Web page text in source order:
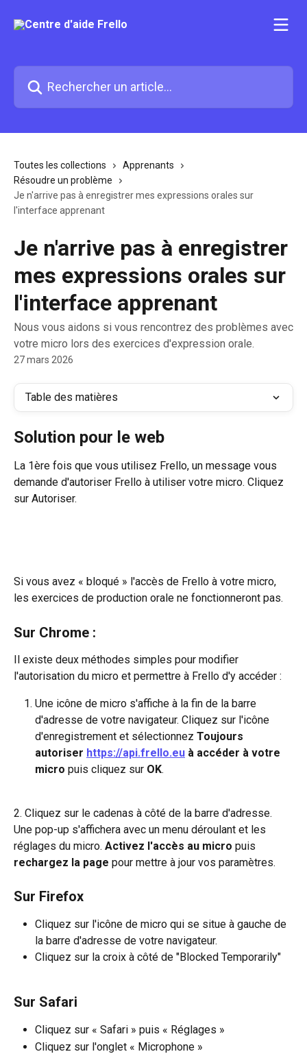
Toutes les collections
Apprenants
Résoudre un problème
Je n'arrive pas à enregistrer mes expressions orales sur
l'interface apprenant
Je n'arrive pas à enregistrer
mes expressions orales sur
l'interface apprenant
Nous vous aidons si vous rencontrez des problèmes avec
votre micro lors des exercices d'expression orale.
27 mars 2026
Table des matières
Solution pour le web
La 1ère fois que vous utilisez Frello, un message vous
demande d'autoriser Frello à utiliser votre micro. Cliquez
sur Autoriser.
Si vous avez « bloqué » l'accès de Frello à votre micro,
les exercices de production orale ne fonctionneront pas.
Sur Chrome :
Il existe deux méthodes simples pour modifier
l'autorisation du micro et permettre à Frello d'y accéder :
Une icône de micro s'affiche à la fin de la barre
d'adresse de votre navigateur. Cliquez sur l'icône
d'enregistrement et sélectionnez Toujours
autoriser https://api.frello.eu à accéder à votre
micro puis cliquez sur OK.
2. Cliquez sur le cadenas à côté de la barre d'adresse.
Une pop-up s'affichera avec un menu déroulant et les
réglages du micro. Activez l'accès au micro puis
rechargez la page pour mettre à jour vos paramètres.
Sur Firefox
Cliquez sur l'icône de micro qui se situe à gauche de
la barre d'adresse de votre navigateur.
Cliquez sur la croix à côté de "Blocked Temporarily"
Sur Safari
Cliquez sur « Safari » puis « Réglages »
Cliquez sur l'onglet « Microphone »